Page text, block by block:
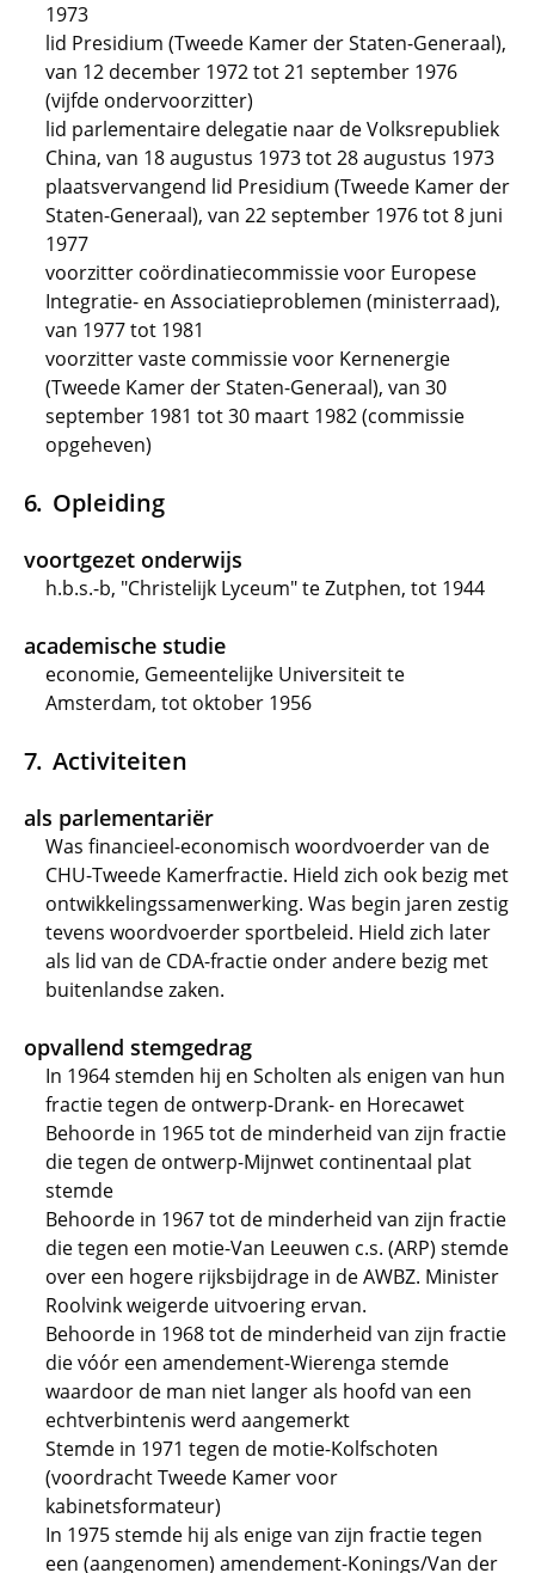
1973
lid Presidium (Tweede Kamer der Staten-Generaal),
van 12 december 1972 tot 21 september 1976
(vijfde ondervoorzitter)
lid parlementaire delegatie naar de Volksrepubliek
China, van 18 augustus 1973 tot 28 augustus 1973
plaatsvervangend lid Presidium (Tweede Kamer der
Staten-Generaal), van 22 september 1976 tot 8 juni
1977
voorzitter coördinatiecommissie voor Europese
Integratie- en Associatieproblemen (ministerraad),
van 1977 tot 1981
voorzitter vaste commissie voor Kernenergie
(Tweede Kamer der Staten-Generaal), van 30
september 1981 tot 30 maart 1982 (commissie
opgeheven)
Opleiding
voortgezet onderwijs
h.b.s.-b, "Christelijk Lyceum" te Zutphen, tot 1944
academische studie
economie, Gemeentelijke Universiteit te
Amsterdam, tot oktober 1956
Activiteiten
als parlementariër
Was financieel-economisch woordvoerder van de
CHU-Tweede Kamerfractie. Hield zich ook bezig met
ontwikkelingssamenwerking. Was begin jaren zestig
tevens woordvoerder sportbeleid. Hield zich later
als lid van de CDA-fractie onder andere bezig met
buitenlandse zaken.
opvallend stemgedrag
In 1964 stemden hij en Scholten als enigen van hun
fractie tegen de ontwerp-Drank- en Horecawet
Behoorde in 1965 tot de minderheid van zijn fractie
die tegen de ontwerp-Mijnwet continentaal plat
stemde
Behoorde in 1967 tot de minderheid van zijn fractie
die tegen een motie-Van Leeuwen c.s. (ARP) stemde
over een hogere rijksbijdrage in de AWBZ. Minister
Roolvink weigerde uitvoering ervan.
Behoorde in 1968 tot de minderheid van zijn fractie
die vóór een amendement-Wierenga stemde
waardoor de man niet langer als hoofd van een
echtverbintenis werd aangemerkt
Stemde in 1971 tegen de motie-Kolfschoten
(voordracht Tweede Kamer voor
kabinetsformateur)
In 1975 stemde hij als enige van zijn fractie tegen
een (aangenomen) amendement-Konings/Van der